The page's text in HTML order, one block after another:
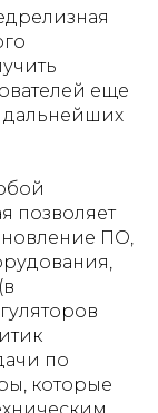
еще
дальнейших
позволяет
ПО,
по
которые